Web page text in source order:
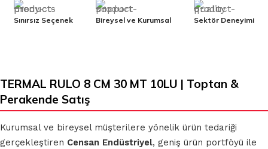
Sınırsız Seçenek Bireysel ve Kurumsal Sektör Deneyimi
TERMAL RULO 8 CM 30 MT 10LU | Toptan &
Perakende Satış
Kurumsal ve bireysel müşterilere yönelik ürün tedariği
gerçekleştiren Censan Endüstriyel, geniş ürün portföyü ile